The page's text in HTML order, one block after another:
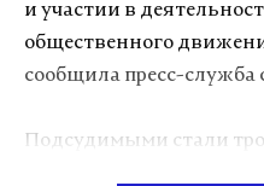
и участии в
общественного
сообщила пресс-служба
Подсудимыми стали